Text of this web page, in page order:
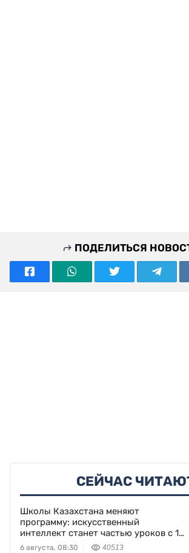
ПОДЕЛИТЬСЯ
СЕЙЧАС
Школы Казахстана меняют
программу: искусственный
интеллект станет частью уроков с 1
класса
6 августа, 08:30 40513